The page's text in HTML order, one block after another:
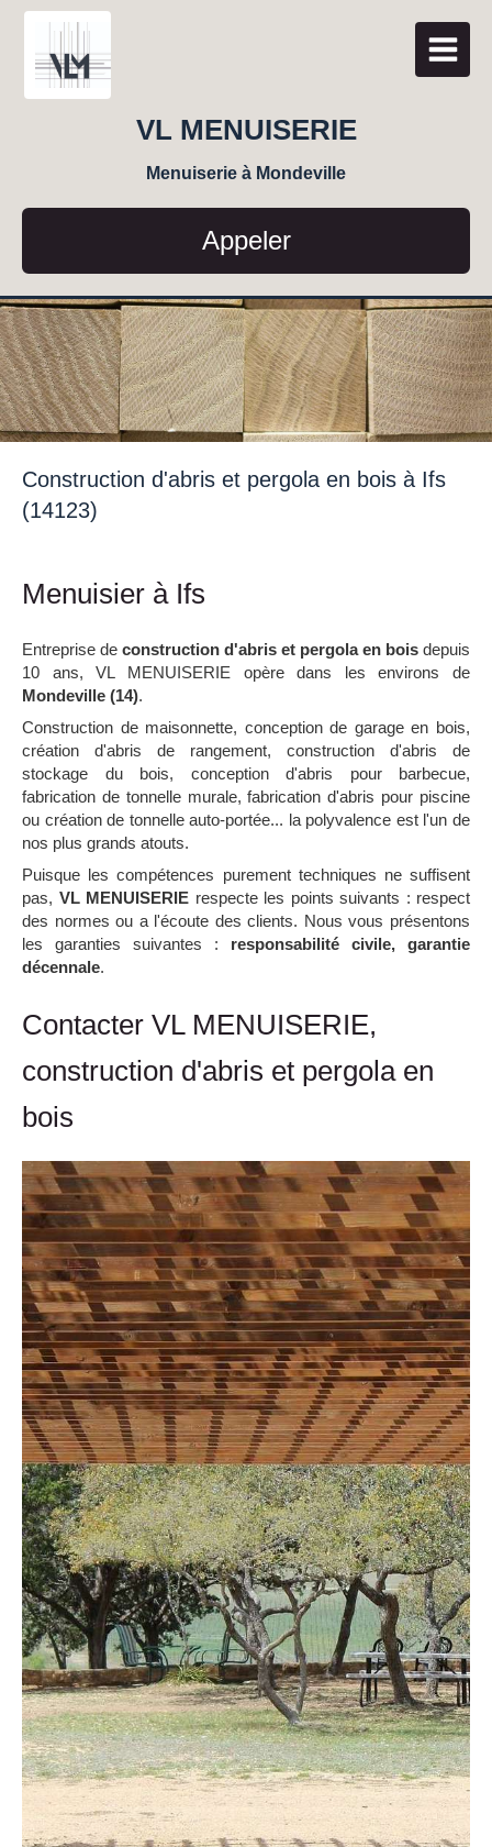
VL MENUISERIE
Menuiserie à Mondeville
Appeler
Construction d'abris et pergola en bois à Ifs
(14123)
Menuisier à Ifs
Entreprise de construction d'abris et pergola en bois depuis
10 ans, VL MENUISERIE opère dans les environs de
Mondeville (14).
Construction de maisonnette, conception de garage en bois,
création d'abris de rangement, construction d'abris de
stockage du bois, conception d'abris pour barbecue,
fabrication de tonnelle murale, fabrication d'abris pour piscine
ou création de tonnelle auto-portée... la polyvalence est l'un de
nos plus grands atouts.
Puisque les compétences purement techniques ne suffisent
pas, VL MENUISERIE respecte les points suivants : respect
des normes ou a l'écoute des clients. Nous vous présentons
les garanties suivantes : responsabilité civile, garantie
décennale.
Contacter VL MENUISERIE,
construction d'abris et pergola en
bois